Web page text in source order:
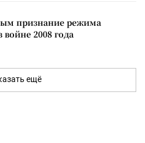
признание режима
2008 года
ещё